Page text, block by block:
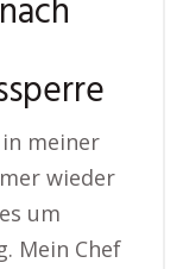
in meiner
wieder
um
Mein Chef